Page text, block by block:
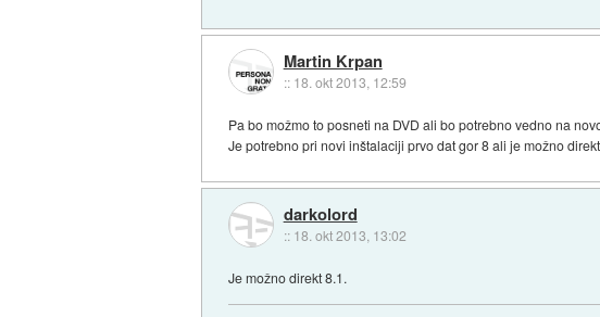
Martin Krpan
:: 18. okt 2013, 12:59
Pa bo možmo to posneti na DVD ali bo potrebno vedno na
Je potrebno pri novi inštalaciji prvo dat gor 8 ali je možno
darkolord
:: 18. okt 2013, 13:02
Je možno direkt 8.1.